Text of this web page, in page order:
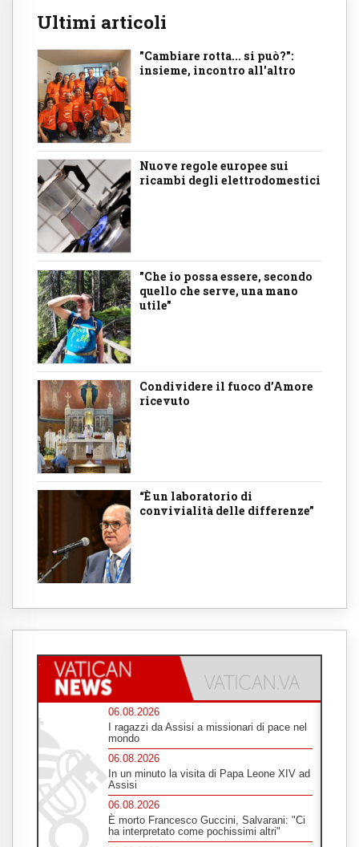
Ultimi articoli
"Cambiare rotta... si può?":
insieme, incontro all'altro
Nuove regole europee sui
ricambi degli elettrodomestici
"Che io possa essere, secondo
quello che serve, una mano
utile"
Condividere il fuoco d’Amore
ricevuto
“È un laboratorio di
convivialità delle differenze”
06.08.2026
I ragazzi da Assisi a missionari di pace nel
mondo
06.08.2026
In un minuto la visita di Papa Leone XIV ad
Assisi
06.08.2026
È morto Francesco Guccini, Salvarani: "Ci
ha interpretato come pochissimi altri"